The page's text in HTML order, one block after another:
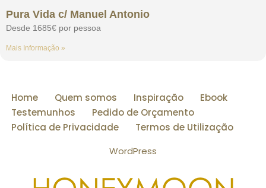
Pura Vida c/ Manuel Antonio
Desde 1685€ por pessoa
Mais Informação »
Home Quem somos Inspiração
Ebook
Testemunhos
Pedido de Orçamento
Política de Privacidade
Termos de Utilização
WordPress